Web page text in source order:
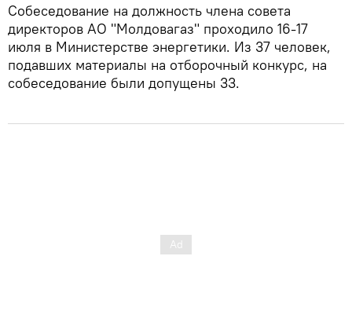
Собеседование на должность члена совета
директоров АО "Молдовагаз" проходило 16-17
июля в Министерстве энергетики. Из 37 человек,
подавших материалы на отборочный конкурс, на
собеседование были допущены 33.